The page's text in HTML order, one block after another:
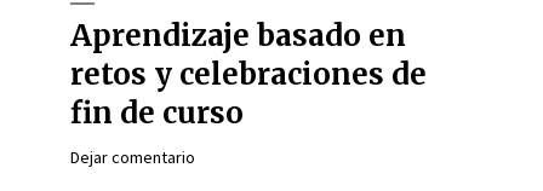
Aprendizaje basado en
retos y celebraciones de
fin de curso
Dejar comentario